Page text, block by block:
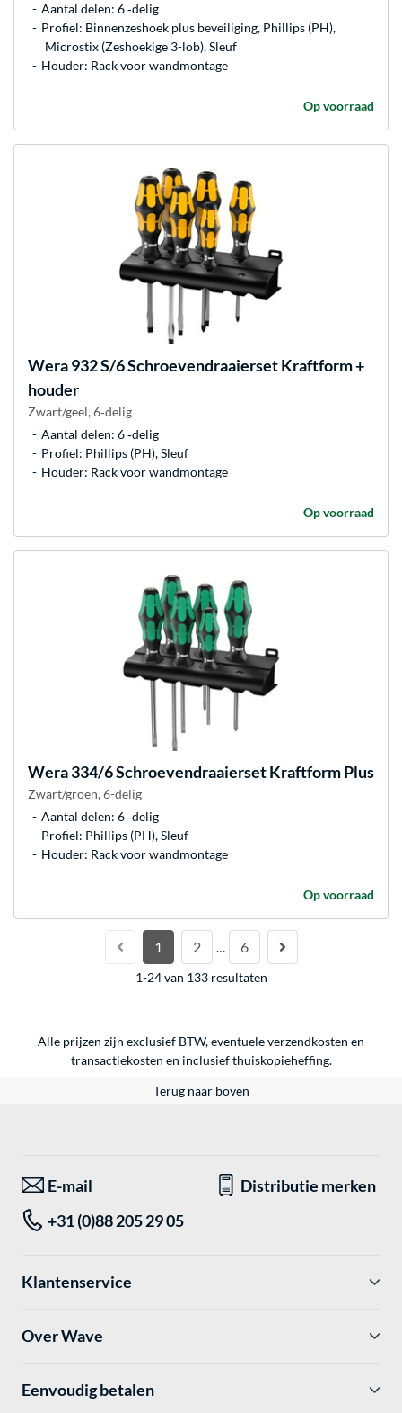
Aantal delen: 6 ‐delig
Profiel: Binnenzeshoek plus beveiliging, Phillips (PH),
Microstix (Zeshoekige 3-lob), Sleuf
Houder: Rack voor wandmontage
Op voorraad
Wera932 S/6 Schroevendraaierset Kraftform +
houder
Zwart/geel, 6‑delig
Aantal delen: 6 ‐delig
Profiel: Phillips (PH), Sleuf
Houder: Rack voor wandmontage
Op voorraad
Wera334/6 Schroevendraaierset Kraftform Plus
Zwart/groen, 6-delig
Aantal delen: 6 ‐delig
Profiel: Phillips (PH), Sleuf
Houder: Rack voor wandmontage
Op voorraad
1 2 … 6
1-24 van 133 resultaten
Alle prijzen zijn exclusief BTW, eventuele verzendkosten en
transactiekosten en inclusief thuiskopieheffing.
Terug naar boven
E-mail
Distributie merken
+31 (0)88 205 29 05
Klantenservice
Over Wave
Eenvoudig betalen